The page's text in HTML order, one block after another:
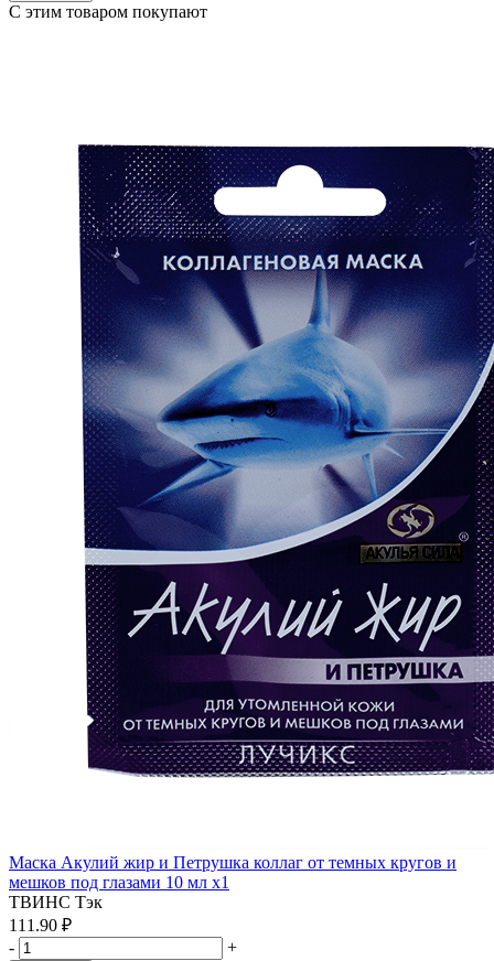
С этим товаром покупают
Маска Акулий жир и Петрушка коллаг от темных кругов и
мешков под глазами 10 мл x1
ТВИНС Тэк
111.90 ₽
-
+